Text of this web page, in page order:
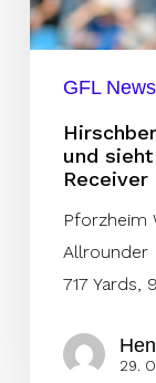
Potenzial
einer
Receiver
GFL News
und
Pforzheim
Allrounder
717 Yards,
29.